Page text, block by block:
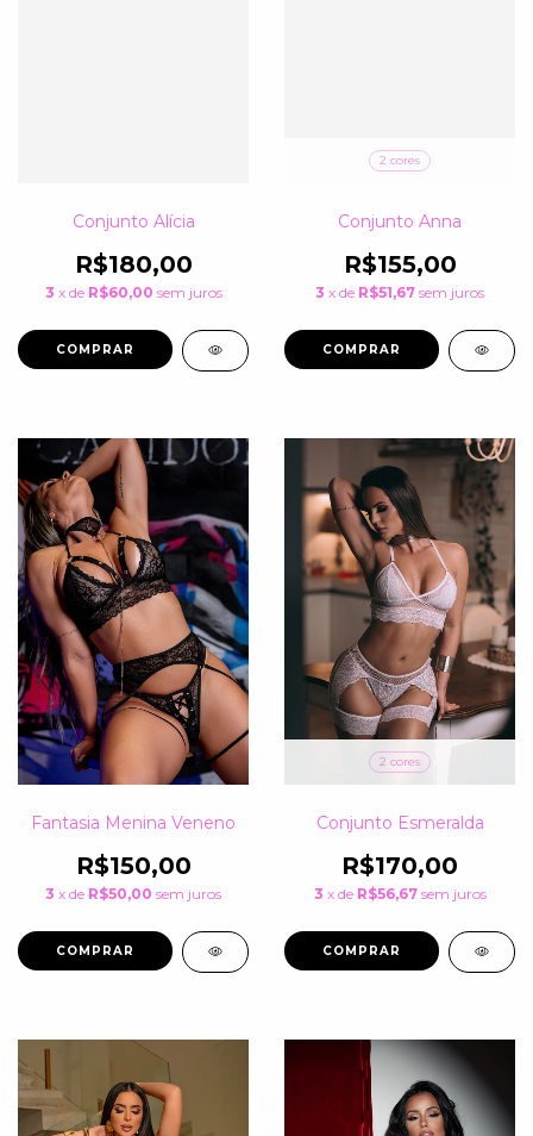
Conjunto Alícia
R$180,00
3 x de R$60,00 sem juros
COMPRAR
2 cores
Conjunto Anna
R$155,00
3 x de R$51,67 sem juros
COMPRAR
Fantasia Menina Veneno
R$150,00
3 x de R$50,00 sem juros
COMPRAR
2 cores
Conjunto Esmeralda
R$170,00
3 x de R$56,67 sem juros
COMPRAR